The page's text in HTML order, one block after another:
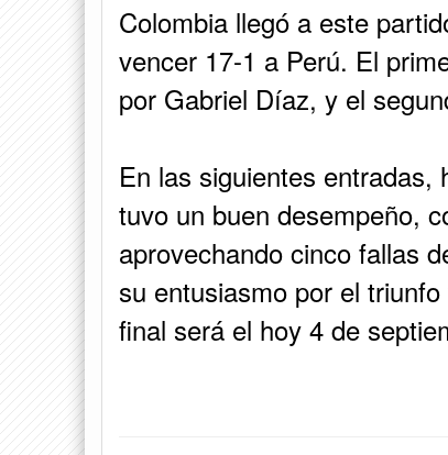
Colombia llegó a este
vencer 17-1 a Perú. El
por Gabriel Díaz, y el
En las siguientes
tuvo un buen desempeño,
aprovechando cinco fallas
su entusiasmo por el
final será el hoy 4 de